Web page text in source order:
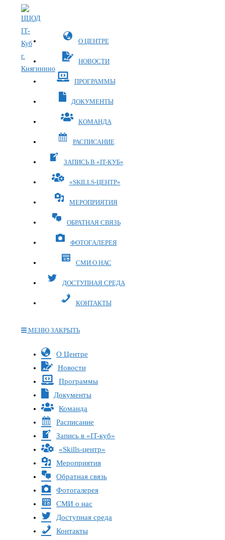
Перейти
к
содержимому
О ЦЕНТРЕ
НОВОСТИ
ПРОГРАММЫ
ДОКУМЕНТЫ
КОМАНДА
РАСПИСАНИЕ
ЗАПИСЬ В «IT-КУБ»
«SKILLS-ЦЕНТР»
МЕРОПРИЯТИЯ
ОБРАТНАЯ СВЯЗЬ
ФОТОГАЛЕРЕЯ
СМИ О НАС
ДОСТУПНАЯ СРЕДА
КОНТАКТЫ
МЕНЮ ЗАКРЫТЬ
Переключите
кнопку,
чтобы
развернуть
свернуть
меню
О Центре
Новости
Программы
Документы
Команда
Расписание
Запись в «IT-куб»
«Skills-центр»
Мероприятия
Обратная связь
Фотогалерея
СМИ о нас
Доступная среда
Контакты